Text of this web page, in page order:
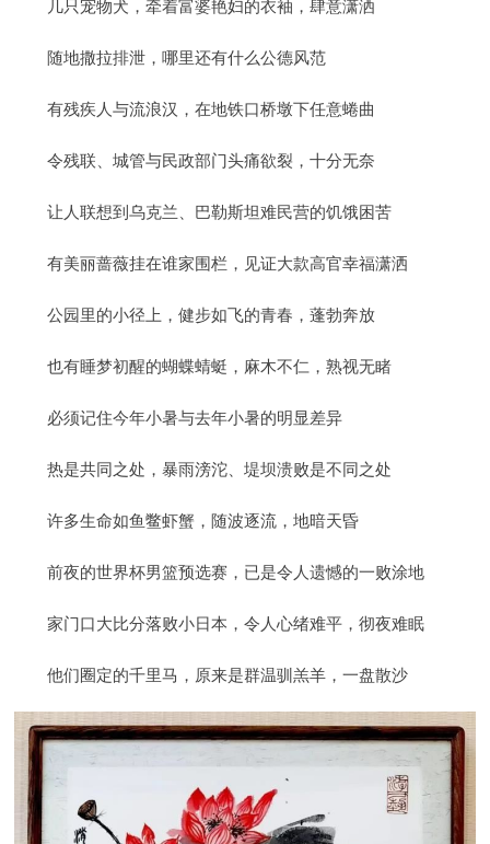
几只宠物犬，牵着富婆艳妇的衣袖，肆意潇洒
随地撒拉排泄，哪里还有什么公德风范
有残疾人与流浪汉，在地铁口桥墩下任意蜷曲
令残联、城管与民政部门头痛欲裂，十分无奈
让人联想到乌克兰、巴勒斯坦难民营的饥饿困苦
有美丽蔷薇挂在谁家围栏，见证大款高官幸福潇洒
公园里的小径上，健步如飞的青春，蓬勃奔放
也有睡梦初醒的蝴蝶蜻蜓，麻木不仁，熟视无睹
必须记住今年小暑与去年小暑的明显差异
热是共同之处，暴雨滂沱、堤坝溃败是不同之处
许多生命如鱼鳖虾蟹，随波逐流，地暗天昏
前夜的世界杯男篮预选赛，已是令人遗憾的一败涂地
家门口大比分落败小日本，令人心绪难平，彻夜难眠
他们圈定的千里马，原来是群温驯羔羊，一盘散沙